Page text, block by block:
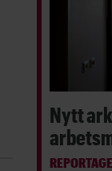
Nytt